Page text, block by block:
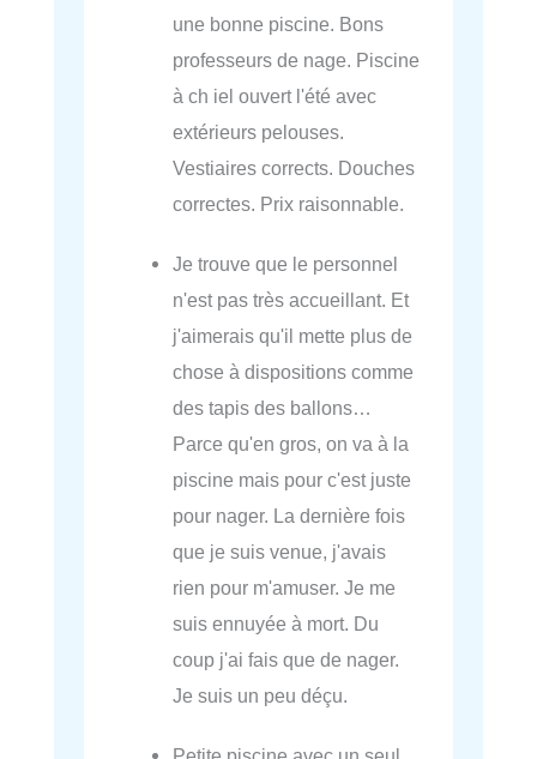
une bonne piscine. Bons
professeurs de nage. Piscine
à ch iel ouvert l'été avec
extérieurs pelouses.
Vestiaires corrects. Douches
correctes. Prix raisonnable.
Je trouve que le personnel
n'est pas très accueillant. Et
j'aimerais qu'il mette plus de
chose à dispositions comme
des tapis des ballons…
Parce qu'en gros, on va à la
piscine mais pour c'est juste
pour nager. La dernière fois
que je suis venue, j'avais
rien pour m'amuser. Je me
suis ennuyée à mort. Du
coup j'ai fais que de nager.
Je suis un peu déçu.